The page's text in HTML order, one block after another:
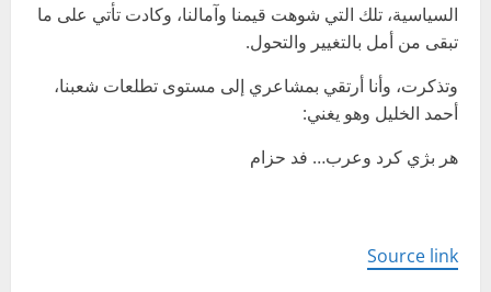
السياسية، تلك التي شوهت قيمنا وآمالنا، وكادت تأتي على ما
تبقى من أمل بالتغيير والتحول.
وتذكرت، وأنا أرتقي بمشاعري إلى مستوى تطلعات شعبنا،
أحمد الخليل وهو يغني:
هر بژي كرد وعرب… فد حزام
Source link